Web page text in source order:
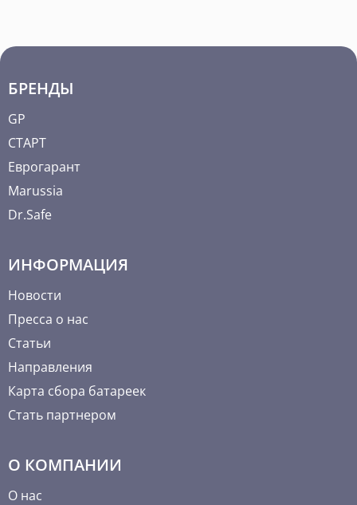
БРЕНДЫ
GP
СТАРТ
Еврогарант
Marussia
Dr.Safe
ИНФОРМАЦИЯ
Новости
Пресса о нас
Статьи
Направления
Карта сбора батареек
Стать партнером
О КОМПАНИИ
О нас